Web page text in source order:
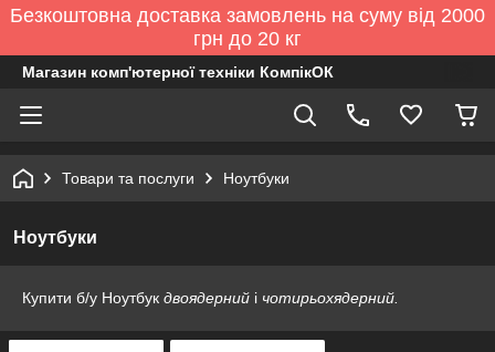
Безкоштовна доставка замовлень на суму від 2000
грн до 20 кг
Магазин комп'ютерної техніки КомпікОК
Товари та послуги Ноутбуки
Ноутбуки
Купити б/у Ноутбук двоядерний і чотирьохядерний.